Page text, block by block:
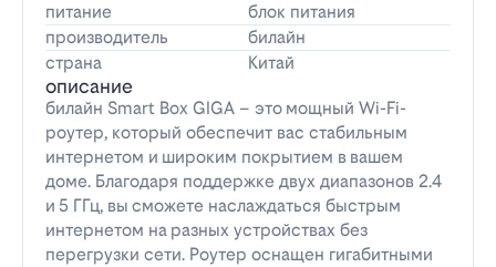
питание
блок питания
производитель
билайн
страна
Китай
описание
билайн Smart Box GIGA – это мощный Wi-Fi-
роутер, который обеспечит вас стабильным
интернетом и широким покрытием в вашем
доме. Благодаря поддержке двух диапазонов 2.4
и 5 ГГц, вы сможете наслаждаться быстрым
интернетом на разных устройствах без
перегрузки сети. Роутер оснащен гигабитными